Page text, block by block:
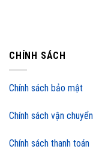
CHÍNH SÁCH
Chính sách bảo mật
Chính sách vận chuyển
Chính sách thanh toán